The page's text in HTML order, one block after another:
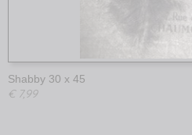
Shabby 30 x 45
€ 7,99